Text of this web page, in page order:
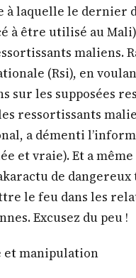
à laquelle le dernier
à être utilisé au
maliens.
(Rsi), en
sur les supposées
ressortissants
a démenti
et vraie). Et a
de
le feu dans les
Excusez du peu !
et manipulation